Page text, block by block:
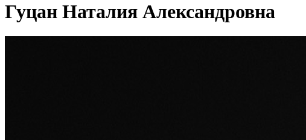
Гуцан Наталия Александровна